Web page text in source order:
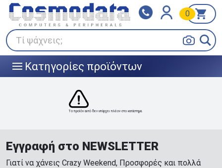
Τί ψάχνεις;
0
||| Κατηγορίες προϊόντων
Klarna
Πληρώστε σε 3
άτοκες δόσεις
BOX NOW
Το προϊόν αυτό δεν υπάρχει πλέον στο κατάστημα.
Εγγραφή στο NEWSLETTER
Γιατί να χάνεις Crazy Weekend, Προσφορές και πολλά